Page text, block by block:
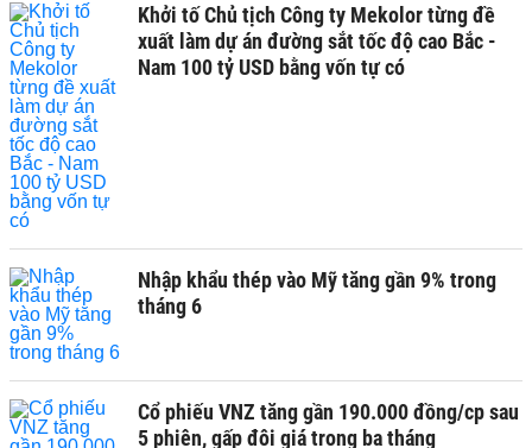
Khởi tố Chủ tịch Công ty Mekolor từng đề
xuất làm dự án đường sắt tốc độ cao Bắc -
Nam 100 tỷ USD bằng vốn tự có
Nhập khẩu thép vào Mỹ tăng gần 9% trong
tháng 6
Cổ phiếu VNZ tăng gần 190.000 đồng/cp sau
5 phiên, gấp đôi giá trong ba tháng